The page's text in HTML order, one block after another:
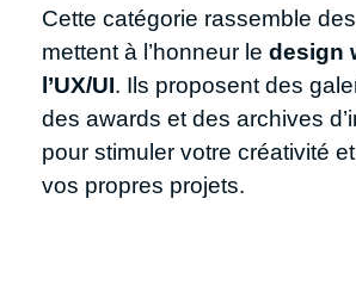
Cette catégorie rassemble
mettent à l’honneur le design
l’UX/UI. Ils proposent des
des awards et des archives
pour stimuler votre créativité
vos propres projets.